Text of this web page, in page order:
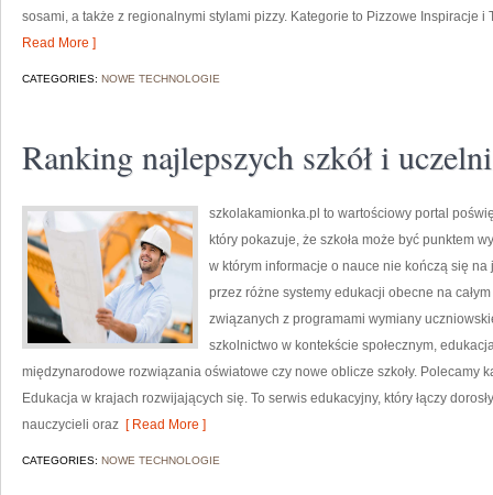
sosami, a także z regionalnymi stylami pizzy. Kategorie to Pizzowe Inspiracje i
Read More ]
CATEGORIES: NOWE TECHNOLOGIE
Ranking najlepszych szkół i uczelni
szkolakamionka.pl to wartościowy portal
który pokazuje, że szkoła może być punktem
w którym informacje o nauce nie kończą się
przez różne systemy edukacji obecne na
związanych z programami wymiany
szkolnictwo w kontekście społecznym,
międzynarodowe rozwiązania oświatowe czy nowe oblicze szkoły. Polecamy
Edukacja w krajach rozwijających się. To serwis edukacyjny, który łączy
nauczycieli oraz [ Read More ]
CATEGORIES: NOWE TECHNOLOGIE